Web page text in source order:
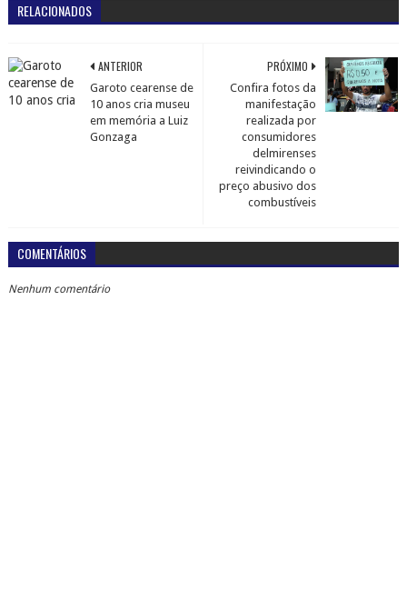
RELACIONADOS
PRÓXIMO
Confira fotos da
manifestação
realizada por
consumidores
delmirenses
reivindicando o
preço abusivo dos
combustíveis
ANTERIOR
Garoto cearense de
10 anos cria museu
em memória a Luiz
Gonzaga
COMENTÁRIOS
Nenhum comentário